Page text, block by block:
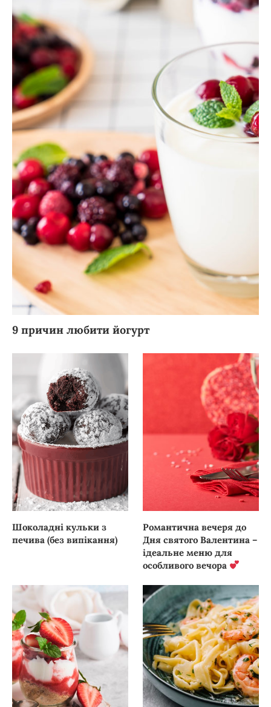
9 причин любити йогурт
Шоколадні кульки з
печива (без випікання)
Романтична вечеря до
Дня святого Валентина –
ідеальне меню для
особливого вечора